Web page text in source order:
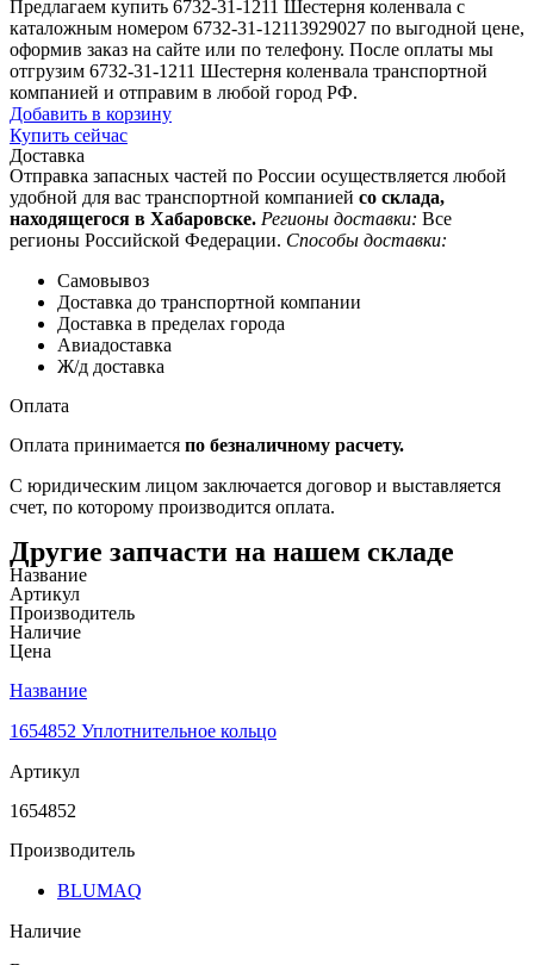
Предлагаем купить 6732-31-1211 Шестерня коленвала с
каталожным номером 6732-31-12113929027 по выгодной цене,
оформив заказ на сайте или по телефону. После оплаты мы
отгрузим 6732-31-1211 Шестерня коленвала транспортной
компанией и отправим в любой город РФ.
Добавить в корзину
Купить сейчас
Доставка
Отправка запасных частей по России осуществляется любой
удобной для вас транспортной компанией со склада,
находящегося в Хабаровске. Регионы доставки: Все
регионы Российской Федерации. Способы доставки:
Самовывоз
Доставка до транспортной компании
Доставка в пределах города
Авиадоставка
Ж/д доставка
Оплата
Оплата принимается по безналичному расчету.
С юридическим лицом заключается договор и выставляется
счет, по которому производится оплата.
Другие запчасти на нашем складе
Название
Артикул
Производитель
Наличие
Цена
Название
1654852 Уплотнительное кольцо
Артикул
1654852
Производитель
BLUMAQ
Наличие